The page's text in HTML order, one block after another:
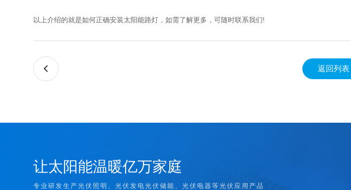
以上介绍的就是如何正确安装太阳能路灯，如需了解更多，可随时联系我们!
 返回列表
让太阳能温暖亿万家庭
专业研发生产光伏照明、光伏发电光伏储能、光伏电器等光伏应用产品